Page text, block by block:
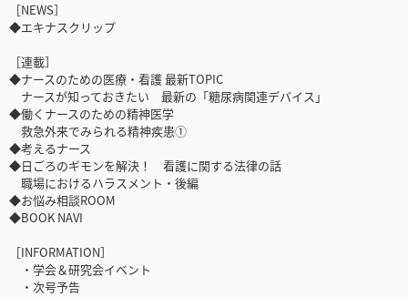
［NEWS］
◆エキナスクリップ
［連載］
◆ナースのための医療・看護 最新TOPIC
ナースが知っておきたい 最新の「糖尿病関連デバイス」
◆働くナースのための精神医学
救急外来でみられる精神疾患①
◆考えるナース
◆日ごろのギモンを解決！ 看護に関する法律の話
職場におけるハラスメント・後編
◆お悩み相談ROOM
◆BOOK NAVI
［INFORMATION］
・学会＆研究会イベント
・次号予告